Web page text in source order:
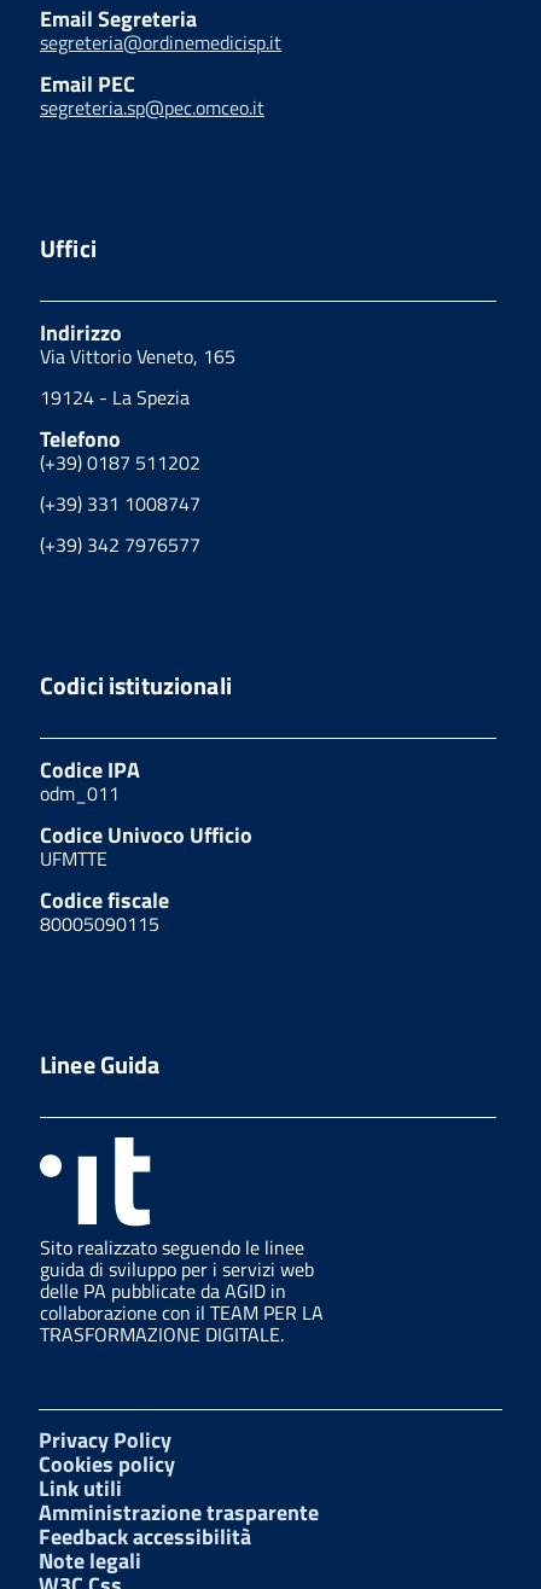
Email Segreteria
segreteria@ordinemedicisp.it
Email PEC
segreteria.sp@pec.omceo.it
Uffici
Indirizzo
Via Vittorio Veneto, 165
19124 - La Spezia
Telefono
(+39) 0187 511202
(+39) 331 1008747
(+39) 342 7976577
Codici istituzionali
Codice IPA
odm_011
Codice Univoco Ufficio
UFMTTE
Codice fiscale
80005090115
Linee Guida
Sito realizzato seguendo le linee
guida di sviluppo per i servizi web
delle PA pubblicate da AGID in
collaborazione con il TEAM PER LA
TRASFORMAZIONE DIGITALE.
Privacy Policy
Cookies policy
Link utili
Amministrazione trasparente
Feedback accessibilità
Note legali